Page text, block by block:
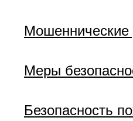
Меры
Безопасность